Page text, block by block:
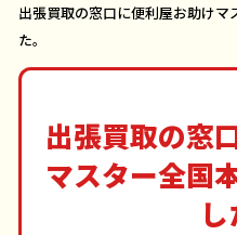
出張買取の窓口に便利屋お助け
た。
出張買取の窓
マスター全国
し